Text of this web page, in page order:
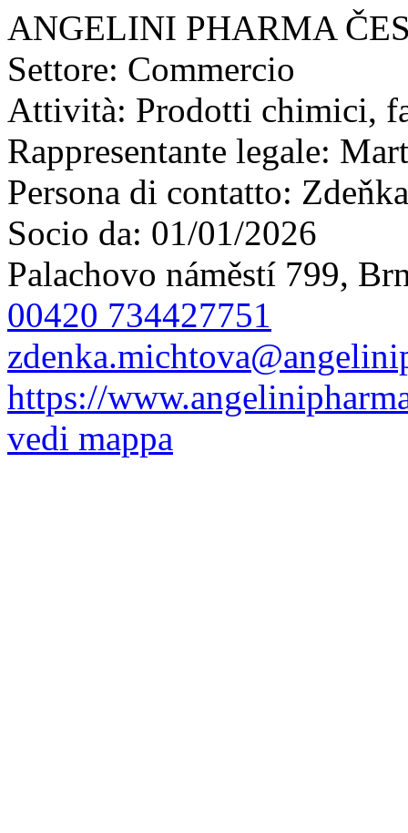
ANGELINI PHARMA
Settore: Commercio
Attività: Prodotti chimici,
Rappresentante legale:
Persona di contatto:
Socio da: 01/01/2026
Palachovo náměstí 799,
00420 734427751
https://
vedi mappa